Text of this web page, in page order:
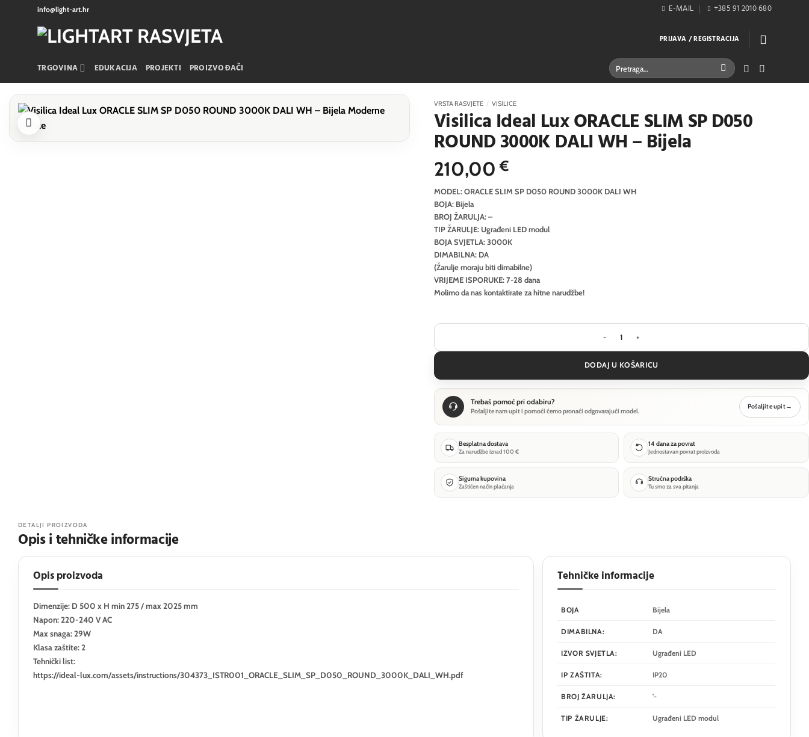
info@light-art.hr E-MAIL +385 91 2010 680
PRIJAVA / REGISTRACIJA
TRGOVINA EDUKACIJA PROJEKTI PROIZVOĐAČI Pretraži:
VRSTA RASVJETE / VISILICE
Visilica Ideal Lux ORACLE SLIM SP D050
ROUND 3000K DALI WH – Bijela
210,00€
MODEL: ORACLE SLIM SP D050 ROUND 3000K DALI WH
BOJA: Bijela
BROJ ŽARULJA: –
TIP ŽARULJE: Ugrađeni LED modul
BOJA SVJETLA: 3000K
DIMABILNA: DA
(Žarulje moraju biti dimabilne)
VRIJEME ISPORUKE: 7-28 dana
Molimo da nas kontaktirate za hitne narudžbe!
Visilica Ideal Lux ORACLE SLIM SP D050
DODAJ U KOŠARICU
Trebaš pomoć pri odabiru?
Pošaljite nam upit i pomoći ćemo pronaći odgovarajući model.
Pošaljite upit→
Besplatna dostava
Za narudžbe iznad 100 €
14 dana za povrat
Jednostavan povrat proizvoda
Sigurna kupovina
Zaštićen način plaćanja
Stručna podrška
Tu smo za sva pitanja
DETALJI PROIZVODA
Opis i tehničke informacije
Opis proizvoda
Dimenzije: D 500 x H min 275 / max 2025 mm
Napon: 220-240 V AC
Max snaga: 29W
Klasa zaštite: 2
Tehnički list:
https://ideal-lux.com/assets/instructions/304373_ISTR001_ORACLE_SLIM_SP_D050_ROUND_3000K_DALI_WH.pdf
Tehničke informacije
BOJA Bijela
DIMABILNA: DA
IZVOR SVJETLA: Ugrađeni LED
IP ZAŠTITA: IP20
BROJ ŽARULJA: '-
TIP ŽARULJE: Ugrađeni LED modul